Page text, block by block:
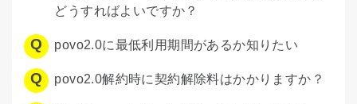
どうすればよいですか？
povo2.0に最低利用期間があるか知りたい
povo2.0解約時に契約解除料はかかりますか？